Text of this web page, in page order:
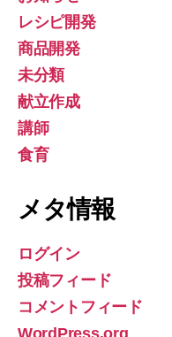
レシピ開発
商品開発
未分類
献立作成
講師
食育
メタ情報
ログイン
投稿フィード
コメントフィード
WordPress.org